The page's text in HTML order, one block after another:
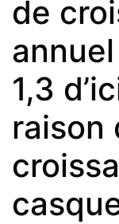
de
1,3
raison